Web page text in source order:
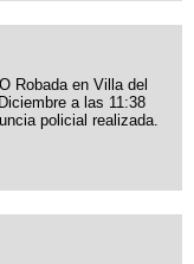
Robada en Villa del
a las 11:38
policial realizada.